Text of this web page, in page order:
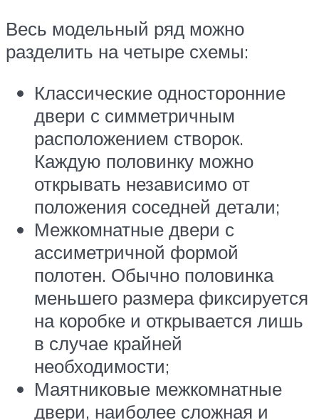
Весь модельный ряд можно
разделить на четыре схемы:
Классические односторонние
двери с симметричным
расположением створок.
Каждую половинку можно
открывать независимо от
положения соседней детали;
Межкомнатные двери с
ассиметричной формой
полотен. Обычно половинка
меньшего размера фиксируется
на коробке и открывается лишь
в случае крайней
необходимости;
Маятниковые межкомнатные
двери, наиболее сложная и